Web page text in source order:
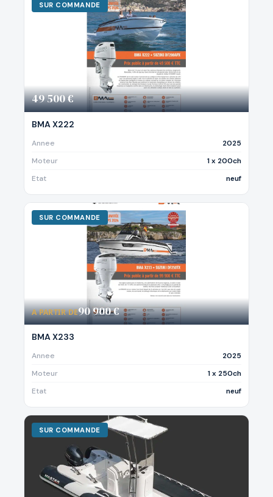
SUR COMMANDE
49 500 €
BMA X222
Annee
2025
Moteur
1 x 200ch
Etat
neuf
SUR COMMANDE
A PARTIR DE90 900 €
BMA X233
Annee
2025
Moteur
1 x 250ch
Etat
neuf
SUR COMMANDE